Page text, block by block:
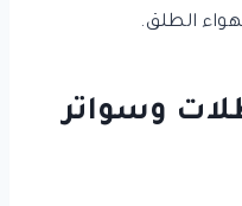
الطلق.
وسواتر